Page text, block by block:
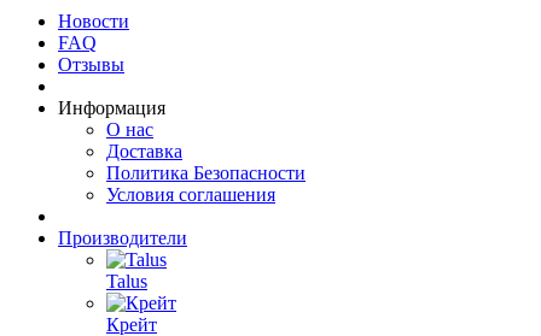
Новости
FAQ
Отзывы
Информация
О нас
Доставка
Политика Безопасности
Условия соглашения
Производители
Talus
Крейт